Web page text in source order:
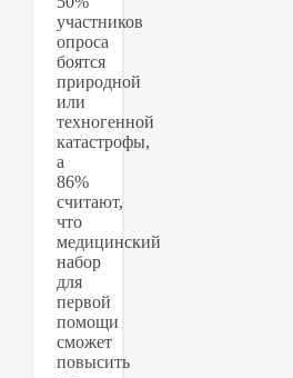
участников
опроса
боятся
природной
или
техногенной
катастрофы,
а
86%
считают,
что
медицинский
набор
для
первой
помощи
сможет
повысить